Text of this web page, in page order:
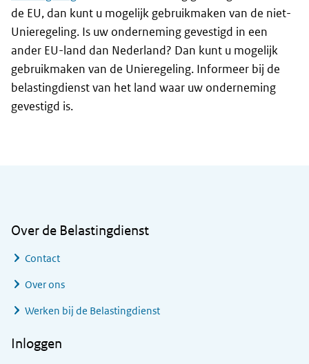
de EU, dan kunt u mogelijk gebruikmaken van de niet-
Unieregeling. Is uw onderneming gevestigd in een
ander EU-land dan Nederland? Dan kunt u mogelijk
gebruikmaken van de Unieregeling. Informeer bij de
belastingdienst van het land waar uw onderneming
gevestigd is.
Over de Belastingdienst
Contact
Over ons
Werken bij de Belastingdienst
Inloggen